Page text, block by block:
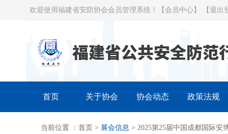
欢迎使用福建省安防协会会员管理系统！ 【会员中心】 【退出
首页 关于协会 协会动态 政策法规
当前位置 ： 首页 > 展会信息 > 2025第25届中国成都国际安